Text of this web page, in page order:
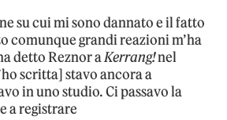
su cui mi sono dannato e il fatto
comunque grandi reazioni m’ha
detto Reznor aKerrang!nel
scritta] stavo ancora a
in uno studio. Ci passavo la
a registrare